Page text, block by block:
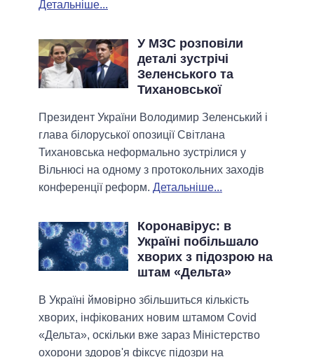
Детальніше...
У МЗС розповіли
деталі зустрічі
Зеленського та
Тихановської
Президент України Володимир Зеленський і
глава білоруської опозиції Світлана
Тихановська неформально зустрілися у
Вільнюсі на одному з протокольних заходів
конференції реформ. Детальніше...
Коронавірус: в
Україні побільшало
хворих з підозрою на
штам «Дельта»
В Україні ймовірно збільшиться кількість
хворих, інфікованих новим штамом Covid
«Дельта», оскільки вже зараз Міністерство
охорони здоров'я фіксує підозри на